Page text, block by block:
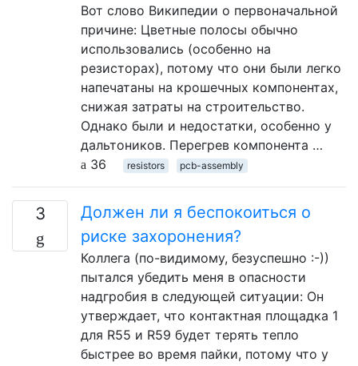
Вот слово Википедии о первоначальной
причине: Цветные полосы обычно
использовались (особенно на
резисторах), потому что они были легко
напечатаны на крошечных компонентах,
снижая затраты на строительство.
Однако были и недостатки, особенно у
дальтоников. Перегрев компонента …
36
resistors pcb-assembly
3
Должен ли я беспокоиться о
риске захоронения?
Коллега (по-видимому, безуспешно :-))
пытался убедить меня в опасности
надгробия в следующей ситуации: Он
утверждает, что контактная площадка 1
для R55 и R59 будет терять тепло
быстрее во время пайки, потому что у